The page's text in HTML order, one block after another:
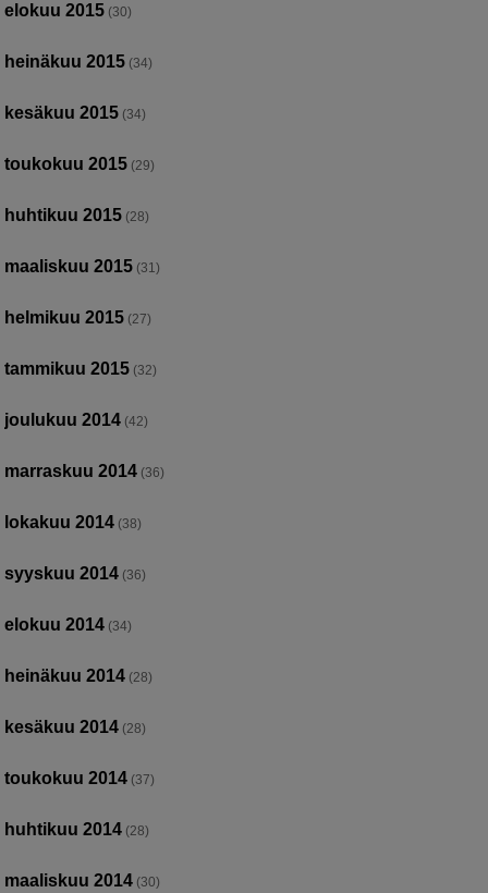
elokuu 2015 (30)
heinäkuu 2015 (34)
kesäkuu 2015 (34)
toukokuu 2015 (29)
huhtikuu 2015 (28)
maaliskuu 2015 (31)
helmikuu 2015 (27)
tammikuu 2015 (32)
joulukuu 2014 (42)
marraskuu 2014 (36)
lokakuu 2014 (38)
syyskuu 2014 (36)
elokuu 2014 (34)
heinäkuu 2014 (28)
kesäkuu 2014 (28)
toukokuu 2014 (37)
huhtikuu 2014 (28)
maaliskuu 2014 (30)